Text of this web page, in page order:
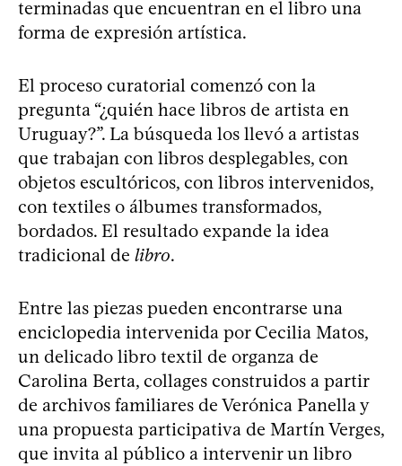
terminadas que encuentran en el libro una
forma de expresión artística.
El proceso curatorial comenzó con la
pregunta “¿quién hace libros de artista en
Uruguay?”. La búsqueda los llevó a artistas
que trabajan con libros desplegables, con
objetos escultóricos, con libros intervenidos,
con textiles o álbumes transformados,
bordados. El resultado expande la idea
tradicional de libro.
Entre las piezas pueden encontrarse una
enciclopedia intervenida por Cecilia Matos,
un delicado libro textil de organza de
Carolina Berta, collages construidos a partir
de archivos familiares de Verónica Panella y
una propuesta participativa de Martín Verges,
que invita al público a intervenir un libro